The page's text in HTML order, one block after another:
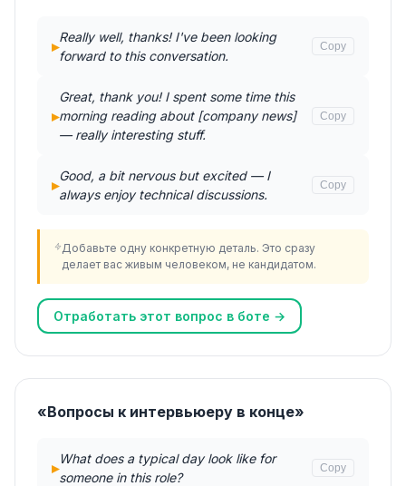
▸
Really well, thanks! I've been looking
forward to this conversation.
Copy
▸
Great, thank you! I spent some time this
morning reading about [company news]
— really interesting stuff.
Copy
▸
Good, a bit nervous but excited — I
always enjoy technical discussions.
Copy
Добавьте одну конкретную деталь. Это сразу
делает вас живым человеком, не кандидатом.
Отработать этот вопрос в боте →
«Вопросы к интервьюеру в конце»
▸
What does a typical day look like for
someone in this role?
Copy